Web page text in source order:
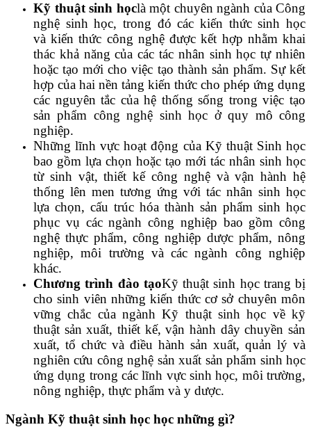
Kỹ thuật sinh họclà một chuyên ngành của Công
nghệ sinh học, trong đó các kiến thức sinh học
và kiến thức công nghệ được kết hợp nhằm khai
thác khả năng của các tác nhân sinh học tự nhiên
hoặc tạo mới cho việc tạo thành sản phẩm. Sự kết
hợp của hai nền tảng kiến thức cho phép ứng dụng
các nguyên tắc của hệ thống sống trong việc tạo
sản phẩm công nghệ sinh học ở quy mô công
nghiệp.
Những lĩnh vực hoạt động của Kỹ thuật Sinh học
bao gồm lựa chọn hoặc tạo mới tác nhân sinh học
từ sinh vật, thiết kế công nghệ và vận hành hệ
thống lên men tương ứng với tác nhân sinh học
lựa chọn, cấu trúc hóa thành sản phẩm sinh học
phục vụ các ngành công nghiệp bao gồm công
nghệ thực phẩm, công nghiệp dược phẩm, nông
nghiệp, môi trường và các ngành công nghiệp
khác.
Chương trình đào tạoKỹ thuật sinh học trang bị
cho sinh viên những kiến thức cơ sở chuyên môn
vững chắc của ngành Kỹ thuật sinh học về kỹ
thuật sản xuất, thiết kế, vận hành dây chuyền sản
xuất, tổ chức và điều hành sản xuất, quản lý và
nghiên cứu công nghệ sản xuất sản phẩm sinh học
ứng dụng trong các lĩnh vực sinh học, môi trường,
nông nghiệp, thực phẩm và y dược.
Ngành Kỹ thuật sinh học học những gì?